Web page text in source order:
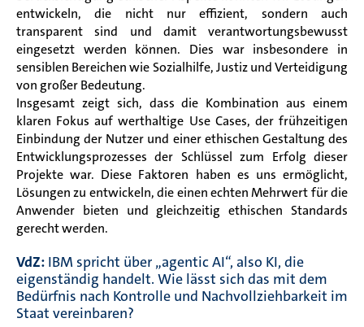
entwickeln, die nicht nur effizient, sondern auch
transparent sind und damit verantwortungsbewusst
eingesetzt werden können. Dies war insbesondere in
sensiblen Bereichen wie Sozialhilfe, Justiz und Verteidigung
von großer Bedeutung.
Insgesamt zeigt sich, dass die Kombination aus einem
klaren Fokus auf werthaltige Use Cases, der frühzeitigen
Einbindung der Nutzer und einer ethischen Gestaltung des
Entwicklungsprozesses der Schlüssel zum Erfolg dieser
Projekte war. Diese Faktoren haben es uns ermöglicht,
Lösungen zu entwickeln, die einen echten Mehrwert für die
Anwender bieten und gleichzeitig ethischen Standards
gerecht werden.
VdZ: IBM spricht über „agentic AI“, also KI, die
eigenständig handelt. Wie lässt sich das mit dem
Bedürfnis nach Kontrolle und Nachvollziehbarkeit im
Staat vereinbaren?